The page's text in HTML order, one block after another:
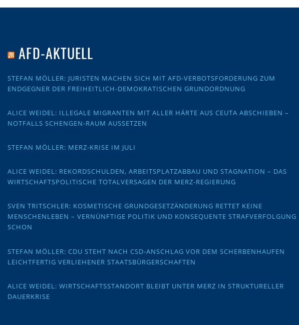
AFD-AKTUELL
STEFAN MÖLLER: JURISTEN MACHEN SICH MIT AFD-VERBOTSFORDERUNG ZUM
ENDGEGNER DER FREIHEITLICH-DEMOKRATISCHEN GRUNDORDNUNG
ALICE WEIDEL: ILLEGALE MIGRANTEN MIT ALLER HÄRTE AUS CEUTA ABSCHIEBEN –
NOTFALLS SCHENGEN-RAUM AUSSETZEN
STEFAN MÖLLER: MERZ-KRISE IM JULI
ALICE WEIDEL: REKORDSCHULDEN, ARBEITSPLATZABBAU UND STAGNATION – DAS
WIRTSCHAFTSPOLITISCHE TOTALVERSAGEN DER MERZ-REGIERUNG
SVEN TRITSCHLER: KOSMETISCHE GRUNDGESETZÄNDERUNG RETTET KEINE
MENSCHENLEBEN – VERNÜNFTIGE POLITIK UND KONSEQUENTE STRAFVERFOLGUNG
SCHON
STEFAN MÖLLER: CDU STEHT NACH CSD-ANSCHLAG VOR DEM SCHERBENHAUFEN
LEICHTFERTIG VERLIEHENER STAATSBÜRGERSCHAFTEN
ALICE WEIDEL: WIRTSCHAFTSSTANDORT BLEIBT UNTER MERZ IN STRUKTURELLER
DAUERKRISE